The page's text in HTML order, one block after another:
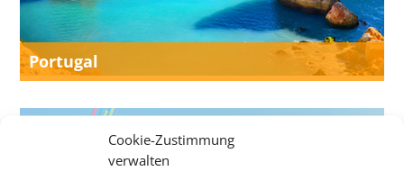
Cookie-Zustimmung
verwalten
Portugal